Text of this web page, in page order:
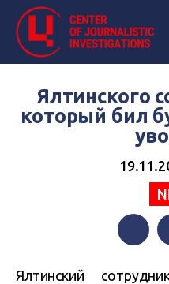
Ялтинского
который бил
Ялтинский